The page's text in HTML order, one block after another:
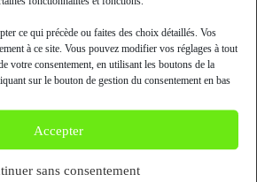
ce qui précède ou faites des choix détaillés. Vos
à ce site. Vous pouvez modifier vos réglages à tout
votre consentement, en utilisant les boutons de la
sur le bouton de gestion du consentement en bas
Accepter
sans consentement